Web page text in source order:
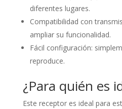
diferentes lugares.
Compatibilidad con
ampliar su funcionalidad.
Fácil configuración:
reproduce.
¿Para quién es
Este receptor es ideal para